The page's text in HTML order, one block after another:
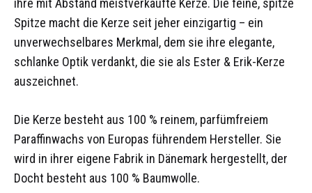
ihre mit Abstand meistverkaufte Kerze. Die feine, spitze
Spitze macht die Kerze seit jeher einzigartig – ein
unverwechselbares Merkmal, dem sie ihre elegante,
schlanke Optik verdankt, die sie als Ester & Erik-Kerze
auszeichnet.
Die Kerze besteht aus 100 % reinem, parfümfreiem
Paraffinwachs von Europas führendem Hersteller. Sie
wird in ihrer eigene Fabrik in Dänemark hergestellt, der
Docht besteht aus 100 % Baumwolle.